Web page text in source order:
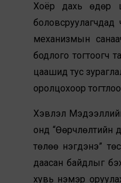
Хоёр дахь өдөр
механизмын
бодлого тогтоогч
цаашид тус
оролцохоор
Хэвлэл
онд “Өөрчлөлтийн
төлөө нэгдэнэ”
даасан байдлыг
хувь нэмэр